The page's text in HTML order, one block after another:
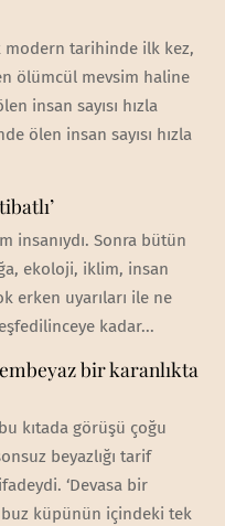
modern tarihinde ilk kez,
ölümcül mevsim haline
insan sayısı hızla
ölen insan sayısı hızla
insanıydı. Sonra bütün
ekoloji, iklim, insan
erken uyarıları ile ne
kadar...
bir karanlıkta
kıtada görüşü çoğu
beyazlığı tarif
‘Devasa bir
küpünün içindeki tek